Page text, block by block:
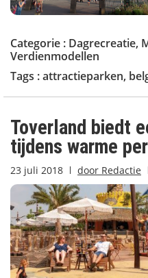
Categorie : Dagrecreatie,
Verdienmodellen
Tags :attractieparken,
Toverland biedt
tijdens warme
23 juli 2018 door Redactie